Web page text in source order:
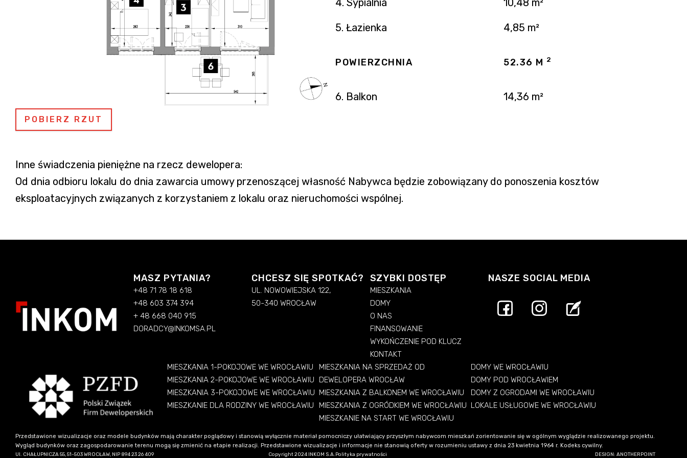
POBIERZ RZUT
4. Sypialnia 10,48 m²
5. Łazienka 4,85 m²
POWIERZCHNIA 52.36 M 2
6. Balkon 14,36 m²
Inne świadczenia pieniężne na rzecz dewelopera:
Od dnia odbioru lokalu do dnia zawarcia umowy przenoszącej własność Nabywca będzie zobowiązany do ponoszenia kosztów
eksploatacyjnych związanych z korzystaniem z lokalu oraz nieruchomości wspólnej.
MASZ PYTANIA?
+48 71 78 18 618
+48 603 374 394
+ 48 668 040 915
DORADCY@INKOMSA.PL
CHCESZ SIĘ SPOTKAĆ?
UL. NOWOWIEJSKA 122,
50-340 WROCŁAW
SZYBKI DOSTĘP
MIESZKANIA
DOMY
O NAS
FINANSOWANIE
WYKOŃCZENIE POD KLUCZ
KONTAKT
NASZE SOCIAL MEDIA
MIESZKANIA 1-POKOJOWE WE WROCŁAWIU
MIESZKANIA 2-POKOJOWE WE WROCŁAWIU
MIESZKANIA 3-POKOJOWE WE WROCŁAWIU
MIESZKANIE DLA RODZINY WE WROCŁAWIU
MIESZKANIA NA SPRZEDAŻ OD
DEWELOPERA WROCŁAW
MIESZKANIA Z BALKONEM WE WROCŁAWIU
MIESZKANIA Z OGRÓDKIEM WE WROCŁAWIU
MIESZKANIE NA START WE WROCŁAWIU
DOMY WE WROCŁAWIU
DOMY POD WROCŁAWIEM
DOMY Z OGRODAMI WE WROCŁAWIU
LOKALE USŁUGOWE WE WROCŁAWIU
Przedstawione wizualizacje oraz modele budynków mają charakter poglądowy i stanowią wyłącznie materiał pomocniczy ułatwiający przyszłym nabywcom mieszkań zorientowanie się w ogólnym wyglądzie realizowanego projektu.
Wygląd budynków oraz zagospodarowanie terenu mogą się zmienić na etapie realizacji. Przedstawione wizualizacje i informacje nie stanowią oferty w rozumieniu ustawy z dnia 23 kwietnia 1964 r. Kodeks cywilny.
Ul. CHAŁUPNICZA 55, 51-503 WROCŁAW, NIP 894 23 26 409 Copyright 2024 INKOM S.A.Polityka prywatności DESIGN: ANOTHERPOINT